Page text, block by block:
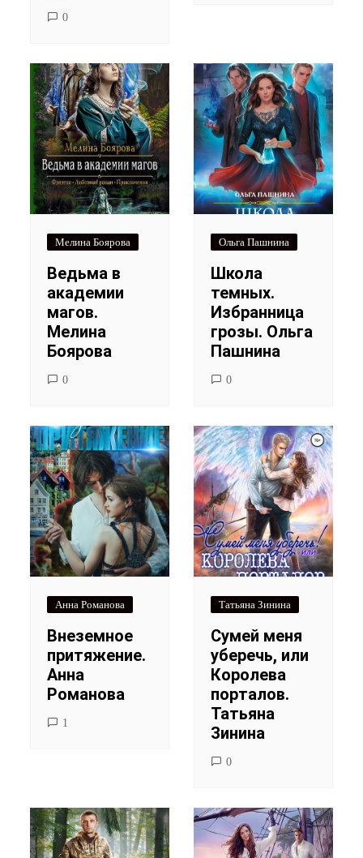
0
Мелина Боярова
Ведьма в
академии
магов.
Мелина
Боярова
0
Ольга Пашнина
Школа
темных.
Избранница
грозы. Ольга
Пашнина
0
Анна Романова
Внеземное
притяжение.
Анна
Романова
1
Татьяна Зинина
Сумей меня
уберечь, или
Королева
порталов.
Татьяна
Зинина
0